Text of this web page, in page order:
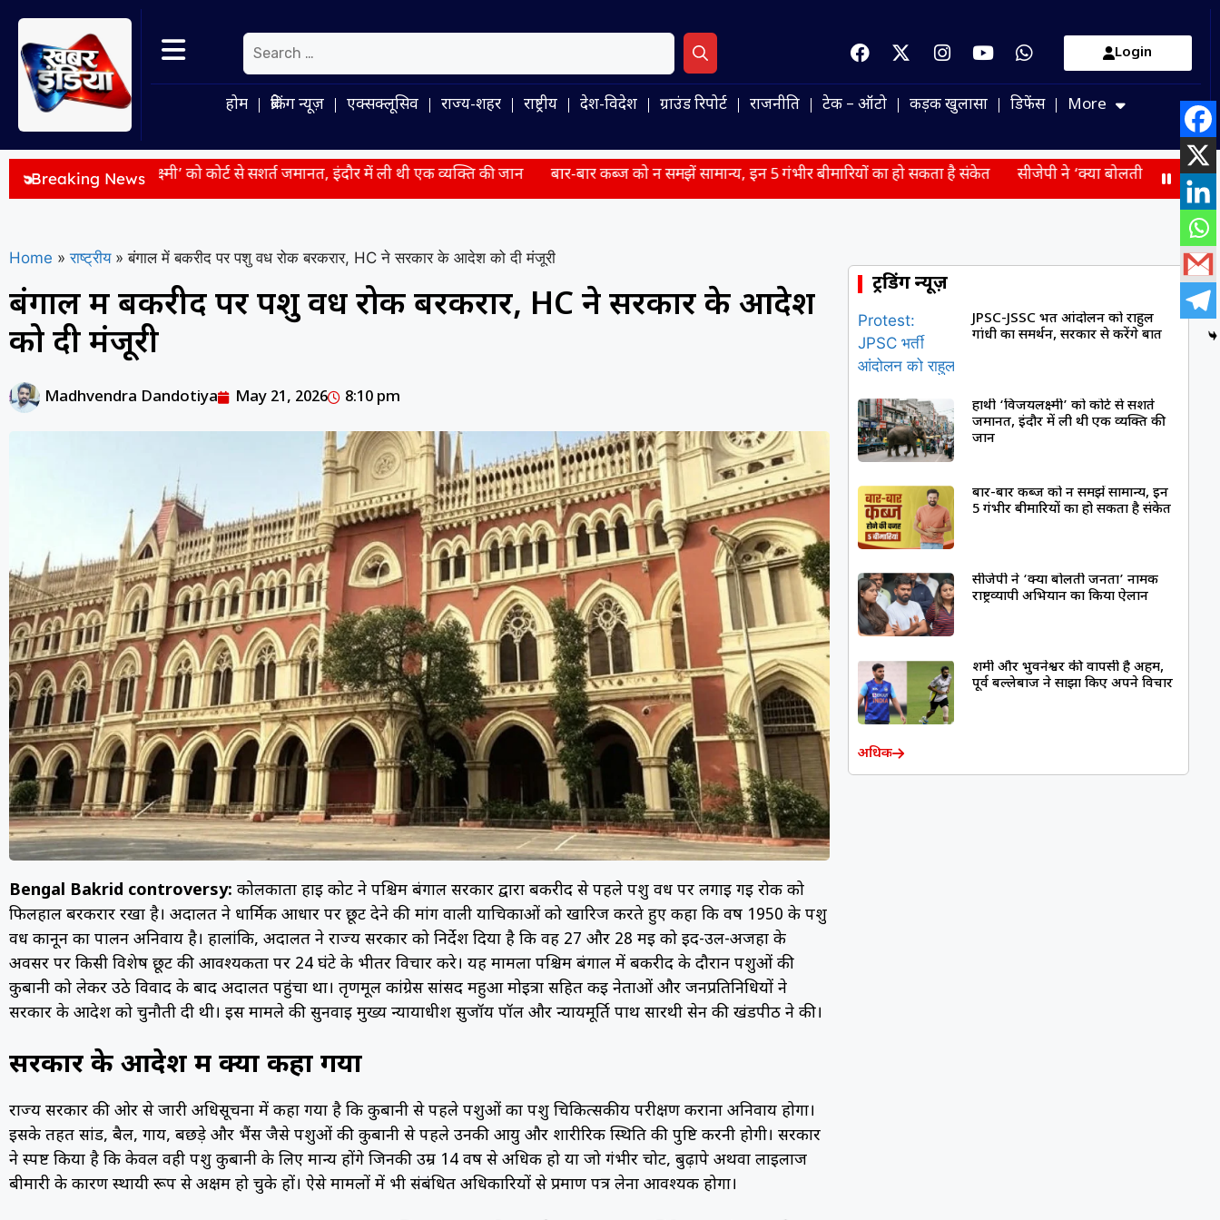
Login
होम ब्रेकिंग न्यूज़ एक्सक्लूसिव राज्य-शहर राष्ट्रीय देश-विदेश ग्राउंड रिपोर्ट राजनीति टेक – ऑटो कड़क खुलासा डिफेंस More
Breaking News
‘विजयलक्ष्मी’ को कोर्ट से सशर्त जमानत, इंदौर में ली थी एक व्यक्ति की जान बार-बार कब्ज को न समझें सामान्य, इन 5 गंभीर बीमारियों का हो सकता है संकेत सीजेपी ने ‘क्या बोलती जनता’ नामक राष्ट्रव्यापी
Home » राष्ट्रीय » बंगाल में बकरीद पर पशु वध रोक बरकरार, HC ने सरकार के आदेश को दी मंजूरी
बंगाल में बकरीद पर पशु वध रोक बरकरार, HC ने सरकार के आदेश
को दी मंजूरी
Madhvendra Dandotiya May 21, 2026 8:10 pm
Bengal Bakrid controversy: कोलकाता हाई कोर्ट ने पश्चिम बंगाल सरकार द्वारा बकरीद से पहले पशु वध पर लगाई गई रोक को
फिलहाल बरकरार रखा है। अदालत ने धार्मिक आधार पर छूट देने की मांग वाली याचिकाओं को खारिज करते हुए कहा कि वर्ष 1950 के पशु
वध कानून का पालन अनिवार्य है। हालांकि, अदालत ने राज्य सरकार को निर्देश दिया है कि वह 27 और 28 मई को ईद-उल-अजहा के
अवसर पर किसी विशेष छूट की आवश्यकता पर 24 घंटे के भीतर विचार करे। यह मामला पश्चिम बंगाल में बकरीद के दौरान पशुओं की
कुर्बानी को लेकर उठे विवाद के बाद अदालत पहुंचा था। तृणमूल कांग्रेस सांसद महुआ मोइत्रा सहित कई नेताओं और जनप्रतिनिधियों ने
सरकार के आदेश को चुनौती दी थी। इस मामले की सुनवाई मुख्य न्यायाधीश सुजॉय पॉल और न्यायमूर्ति पार्थ सारथी सेन की खंडपीठ ने की।
सरकार के आदेश में क्या कहा गया
राज्य सरकार की ओर से जारी अधिसूचना में कहा गया है कि कुर्बानी से पहले पशुओं का पशु चिकित्सकीय परीक्षण कराना अनिवार्य होगा।
इसके तहत सांड, बैल, गाय, बछड़े और भैंस जैसे पशुओं की कुर्बानी से पहले उनकी आयु और शारीरिक स्थिति की पुष्टि करनी होगी। सरकार
ने स्पष्ट किया है कि केवल वही पशु कुर्बानी के लिए मान्य होंगे जिनकी उम्र 14 वर्ष से अधिक हो या जो गंभीर चोट, बुढ़ापे अथवा लाइलाज
बीमारी के कारण स्थायी रूप से अक्षम हो चुके हों। ऐसे मामलों में भी संबंधित अधिकारियों से प्रमाण पत्र लेना आवश्यक होगा।
ट्रेंडिंग न्यूज़
JPSC-JSSC भर्ती आंदोलन को राहुल
गांधी का समर्थन, सरकार से करेंगे बात
हाथी ‘विजयलक्ष्मी’ को कोर्ट से सशर्त
जमानत, इंदौर में ली थी एक व्यक्ति की
जान
बार-बार कब्ज को न समझें सामान्य, इन
5 गंभीर बीमारियों का हो सकता है संकेत
सीजेपी ने ‘क्या बोलती जनता’ नामक
राष्ट्रव्यापी अभियान का किया ऐलान
शमी और भुवनेश्वर की वापसी है अहम,
पूर्व बल्लेबाज ने साझा किए अपने विचार
अधिक